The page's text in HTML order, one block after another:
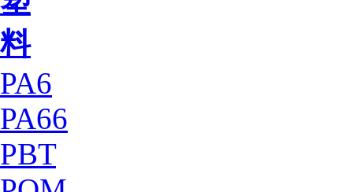
料
PA6
PA66
PBT